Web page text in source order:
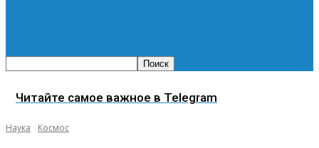
Читайте самое важное в Telegram
Наука Космос